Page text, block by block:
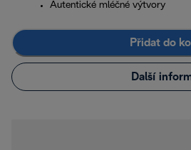
Autentické mléčné výtvory
Přidat do
Další